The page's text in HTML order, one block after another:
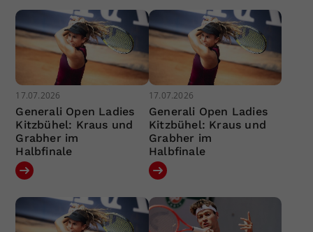
17.07.2026
Generali Open Ladies
Kitzbühel: Kraus und
Grabher im
Halbfinale
17.07.2026
Generali Open Ladies
Kitzbühel: Kraus und
Grabher im
Halbfinale